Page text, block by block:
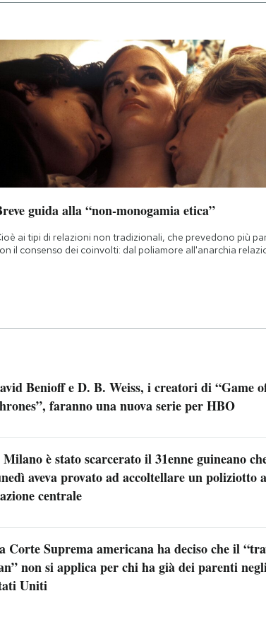
guida alla “non-monogamia etica”
ai tipi di relazioni non tradizionali, che prevedono più
il consenso dei coinvolti: dal poliamore all'anarchia
Benioff e D. B. Weiss, i creatori di “Game
faranno una nuova serie per HBO
è stato scarcerato il 31enne guineano
aveva provato ad accoltellare un poliziotto
centrale
Corte Suprema americana ha deciso che il
non si applica per chi ha già dei parenti
Uniti